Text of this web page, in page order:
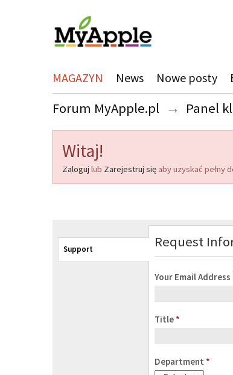
MAGAZYN News Nowe posty
Forum MyApple.pl → Panel
Witaj!
Zaloguj lub Zarejestruj się aby uzyskać pełny
Support Request
Your Email Address
Title *
Department *